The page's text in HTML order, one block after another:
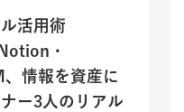
活用術
・
情報を資産に
ー3人のリアル